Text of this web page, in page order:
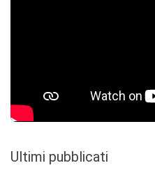
Ultimi pubblicati